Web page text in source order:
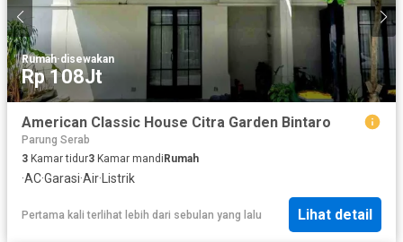
Rumah·disewakan
Rp 108Jt
American Classic House Citra Garden Bintaro
Parung Serab
3 Kamar tidur3 Kamar mandi Rumah
·AC·Garasi·Air· Listrik
Pertama kali terlihat lebih dari sebulan yang lalu Lihat detail